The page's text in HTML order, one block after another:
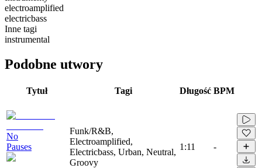
electroamplified
electricbass
Inne tagi
instrumental
Podobne utwory
Tytuł Tagi Długość BPM
No
Pauses
Funk/R&B,
Electroamplified,
Electricbass, Urban, Neutral,
Groovy
1:11 -